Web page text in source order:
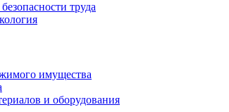
труда
имущества
и оборудования